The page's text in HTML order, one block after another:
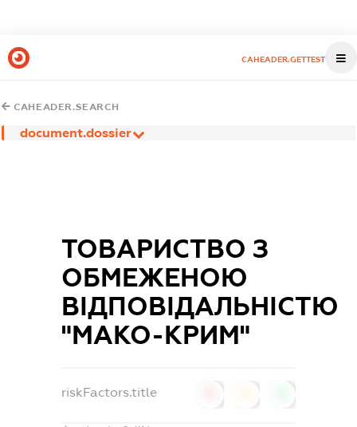
CAHEADER.GETTEST
CAHEADER.SEARCH
document.dossier
ТОВАРИСТВО З
ОБМЕЖЕНОЮ
ВІДПОВІДАЛЬНІСТЮ
"МАКО-КРИМ"
riskFactors.title